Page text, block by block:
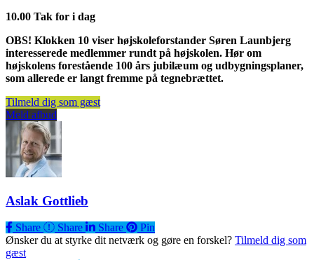
10.00 Tak for i dag
OBS! Klokken 10 viser højskoleforstander Søren Launbjerg
interesserede medlemmer rundt på højskolen. Hør om
højskolens forestående 100 års jubilæum og udbygningsplaner,
som allerede er langt fremme på tegnebrættet.
Tilmeld dig som gæst
Meld afbud
Aslak Gottlieb
Share
Share Share Share
Pin
Ønsker du at styrke dit netværk og gøre en forskel? Tilmeld dig som
gæst